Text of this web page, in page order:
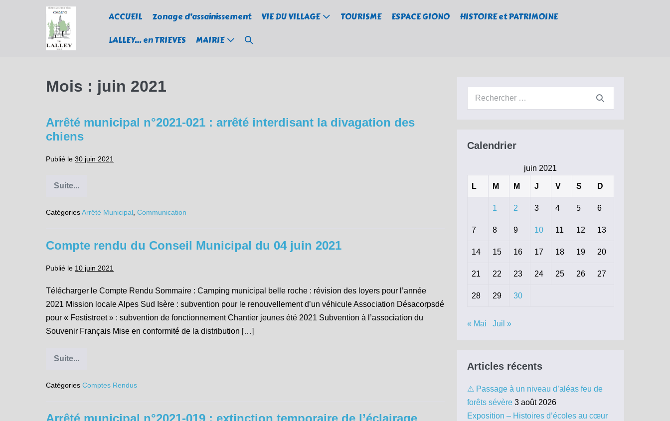
ACCUEIL Zonage d’assainissement VIE DU VILLAGE TOURISME ESPACE GIONO
HISTOIRE et PATRIMOINE
LALLEY… en TRIEVES
MAIRIE
Basculer
Mois : juin 2021
Arrêté municipal n°2021-021 : arrêté interdisant la divagation des
chiens
Publié le 30 juin 2021
Suite...
Arrêté
021
la
divagation
chiens
CatégoriesArrêté Municipal Communication
Compte rendu du Conseil Municipal du 04 juin 2021
Publié le 10 juin 2021
Télécharger le Compte Rendu Sommaire : Camping municipal belle roche : révision des loyers pour l’année
2021 Mission locale Alpes Sud Isère : subvention pour le renouvellement d’un véhicule Association Désacorpsdé
pour « Festistreet » : subvention de fonctionnement Chantier jeunes été 2021 Subvention à l’association du
Souvenir Français Mise en conformité de la distribution […]
Suite...Compte
Conseil
juin
Catégories Comptes Rendus
Arrêté municipal n°2021-019 : extinction temporaire de l’éclairage
Recherche
Calendrier
juin 2021
L M M J V S D
1 2 3 4 5 6
7 8 9 10 11 12 13
14 15 16 17 18 19 20
21 22 23 24 25 26 27
28 29 30
« Mai Juil »
Articles récents
⚠ Passage à un niveau d’aléas feu de
forêts sévère 3 août 2026
Exposition – Histoires d’écoles au cœur